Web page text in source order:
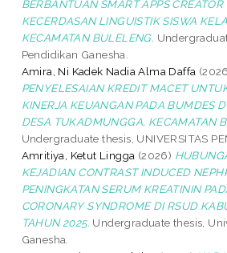
BERBANTUAN SMART APPS
KECERDASAN LINGUISTIK SISWA
KECAMATAN BULELENG.
Pendidikan Ganesha.
Amira, Ni Kadek Nadia Alma Daffa
PENYELESAIAN KREDIT MACET
KINERJA KEUANGAN PADA BUMDES
DESA TUKADMUNGGA, KECAMATAN
Undergraduate thesis, UNIVERSITAS
Amritiya, Ketut Lingga (2026)
KEJADIAN CONTRAST INDUCED
PENINGKATAN SERUM KREATININ
CORONARY SYNDROME DI RSUD
TAHUN 2025. Undergraduate thesis,
Ganesha.